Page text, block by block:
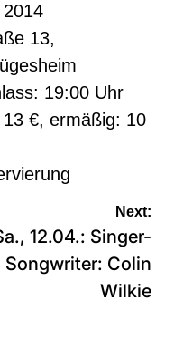
13,
19:00 Uhr
€, ermäßig: 10
Next:
12.04.: Singer-
Songwriter: Colin
Wilkie